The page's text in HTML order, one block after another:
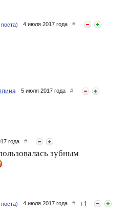
4 июля 2017 года #
5 июля 2017 года #
года #
зубным
4 июля 2017 года # +1